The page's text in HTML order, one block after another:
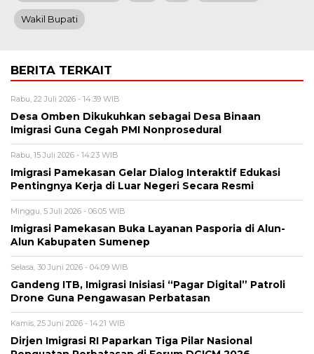
Wakil Bupati
BERITA TERKAIT
Rabu, 22 Juli 2026 - 14:39 WIB
Desa Omben Dikukuhkan sebagai Desa Binaan
Imigrasi Guna Cegah PMI Nonprosedural
Rabu, 15 Juli 2026 - 14:23 WIB
Imigrasi Pamekasan Gelar Dialog Interaktif Edukasi
Pentingnya Kerja di Luar Negeri Secara Resmi
Minggu, 5 Juli 2026 - 06:05 WIB
Imigrasi Pamekasan Buka Layanan Pasporia di Alun-
Alun Kabupaten Sumenep
Selasa, 30 Juni 2026 - 04:09 WIB
Gandeng ITB, Imigrasi Inisiasi “Pagar Digital” Patroli
Drone Guna Pengawasan Perbatasan
Kamis, 25 Juni 2026 - 14:21 WIB
Dirjen Imigrasi RI Paparkan Tiga Pilar Nasional